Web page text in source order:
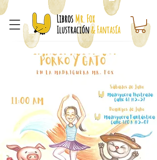
LibrosMr. Fox
Ilustración& Fantasía